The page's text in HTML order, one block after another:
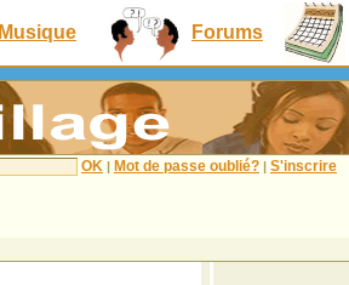
Musique Forums
OK | Mot de passe oublié? | S'inscrire